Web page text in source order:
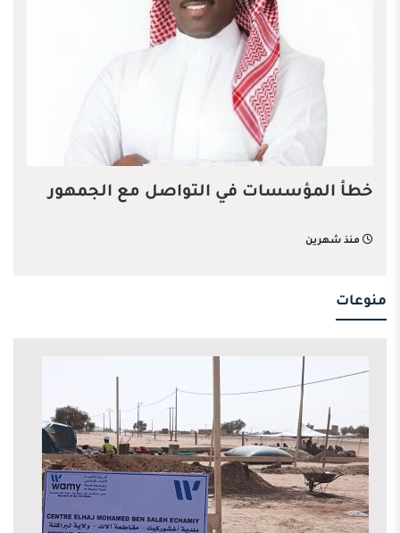
خطأ المؤسسات في التواصل مع الجمهور
منذ شهرين
منوعات